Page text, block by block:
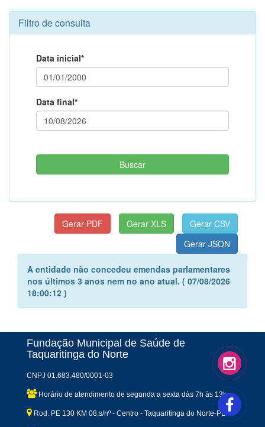
Filtro de consulta
Data inicial*
Data final*
A entidade não concedeu emendas parlamentares
nos últimos 3 anos nem no ano atual. ( 07/08/2026
18:00:12 )
Fundação Municipal de Saúde de
Taquaritinga do Norte
CNPJ 01.683.480/0001-03
Horário de atendimento de segunda a sexta dàs 7h às 13h
Rod. PE 130 KM 08,s/nº - Centro - Taquaritinga do Norte-PE